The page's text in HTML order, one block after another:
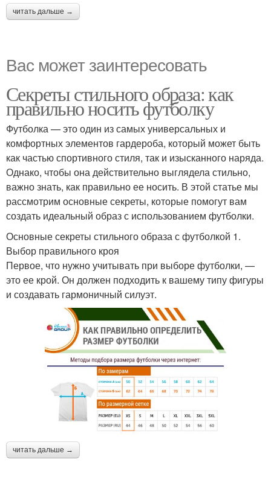
читать дальше →
Вас может заинтересовать
Секреты стильного образа: как
правильно носить футболку
Футболка — это один из самых универсальных и
комфортных элементов гардероба, который может быть
как частью спортивного стиля, так и изысканного наряда.
Однако, чтобы она действительно выглядела стильно,
важно знать, как правильно ее носить. В этой статье мы
рассмотрим основные секреты, которые помогут вам
создать идеальный образ с использованием футболки.
Основные секреты стильного образа с футболкой 1.
Выбор правильного кроя
Первое, что нужно учитывать при выборе футболки, —
это ее крой. Он должен подходить к вашему типу фигуры
и создавать гармоничный силуэт.
читать дальше →